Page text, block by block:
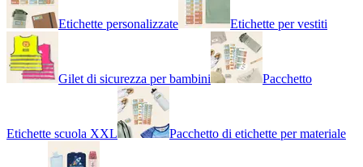
Etichette personalizzate Etichette per vestiti
Gilet di sicurezza per bambini Pacchetto
Etichette scuola XXL Pacchetto di etichette per materiale